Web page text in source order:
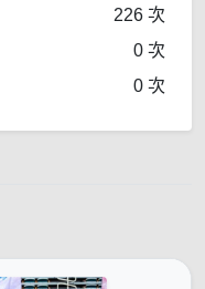
226 次
0 次
0 次